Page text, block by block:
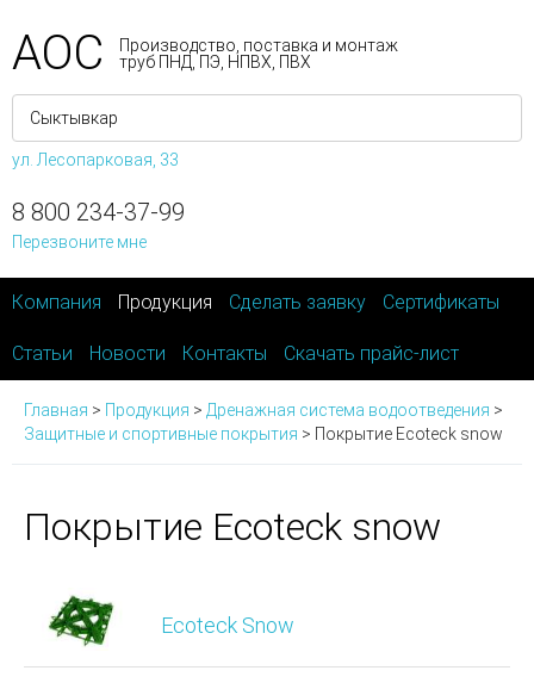
АОС
Производство, поставка и монтаж
труб ПНД, ПЭ, НПВХ, ПВХ
ул. Лесопарковая, 33
8 800 234-37-99
Перезвоните мне
Компания Продукция Сделать заявку Сертификаты
Статьи Новости Контакты Скачать прайс-лист
Главная > Продукция > Дренажная система водоотведения >
Защитные и спортивные покрытия > Покрытие Ecoteck snow
Покрытие Ecoteck snow
Ecoteck Snow